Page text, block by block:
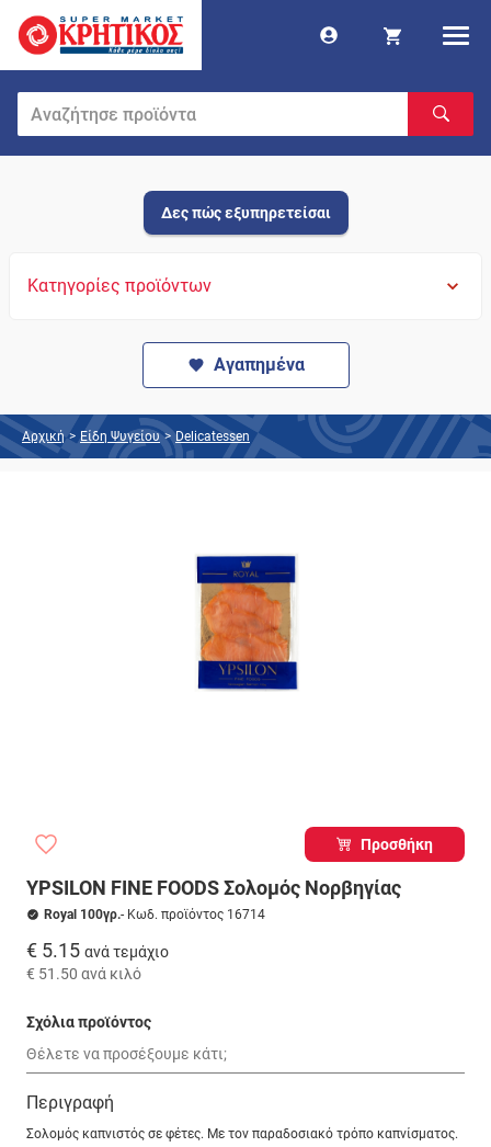
Δες πώς εξυπηρετείσαι
Κατηγορίες προϊόντων
Αγαπημένα
Αρχική > Είδη Ψυγείου > Delicatessen
Προσθήκη
YPSILON FINE FOODS Σολομός Νορβηγίας
Royal 100γρ.- Κωδ. προϊόντος 16714
€ 5.15 ανά τεμάχιο
€ 51.50 ανά κιλό
Σχόλια προϊόντος
Περιγραφή
Σολομός καπνιστός σε φέτες. Με τον παραδοσιακό τρόπο καπνίσματος.